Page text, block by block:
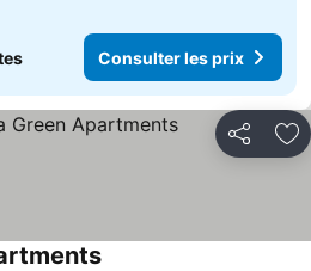
Consulter les prix
Partager